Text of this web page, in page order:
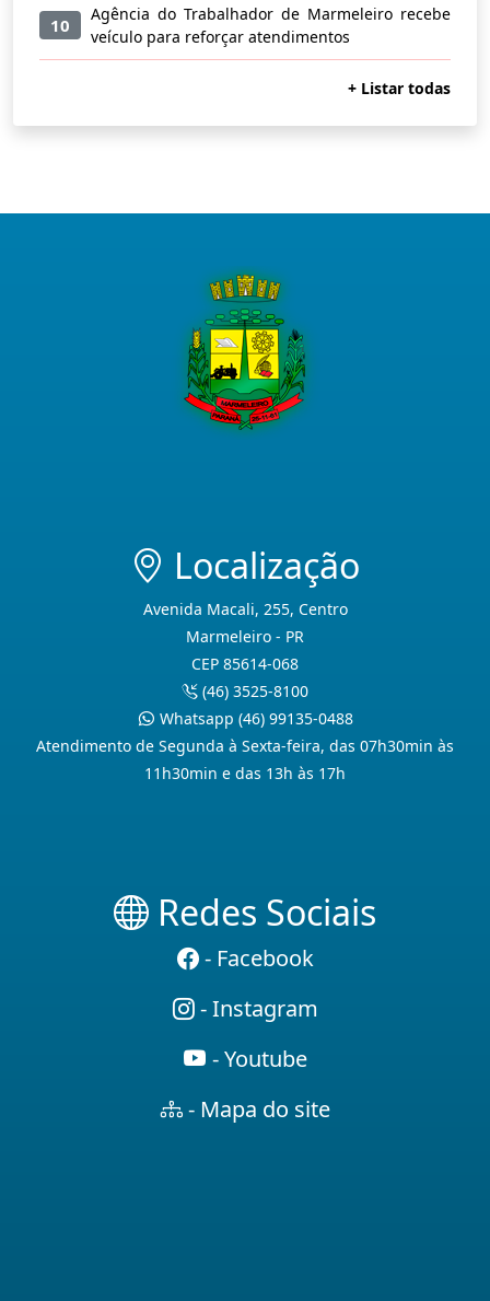
10
Agência do Trabalhador de Marmeleiro recebe
veículo para reforçar atendimentos
+ Listar todas
Localização
Avenida Macali, 255, Centro
Marmeleiro - PR
CEP 85614-068
(46) 3525-8100
Whatsapp (46) 99135-0488
Atendimento de Segunda à Sexta-feira, das 07h30min às
11h30min e das 13h às 17h
Redes Sociais
- Facebook
- Instagram
- Youtube
- Mapa do site